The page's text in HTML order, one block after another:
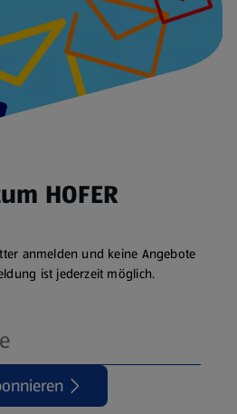
HOFER
anmelden und keine Angebote
ist jederzeit möglich.